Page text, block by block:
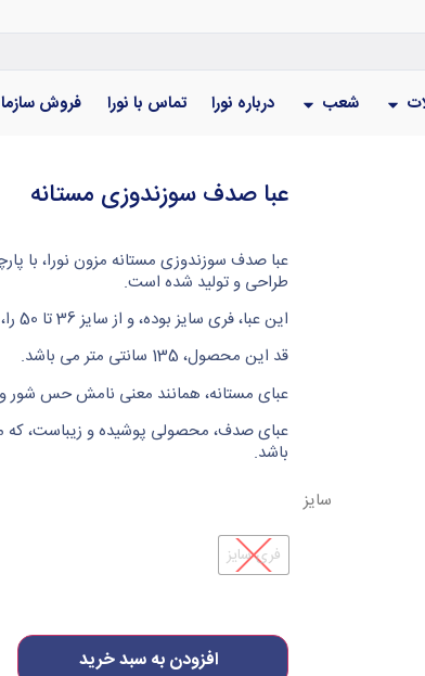
شعب درباره نورا تماس با نورا فروش
عبا صدف سوزندوزی مستانه
عبا صدف سوزندوزی مستانه مزون نورا، با
طراحی و تولید شده است.
این عبا، فری سایز بوده، و از سایز 36 تا 50 را، پوشش می دهد.
قد این محصول، 135 سانتی متر می باشد.
عبای مستانه، همانند معنی نامش حس شور
عبای صدف، محصولی پوشیده و زیباست،
باشد.
سایز
فری سایز
افزودن به سبد خرید